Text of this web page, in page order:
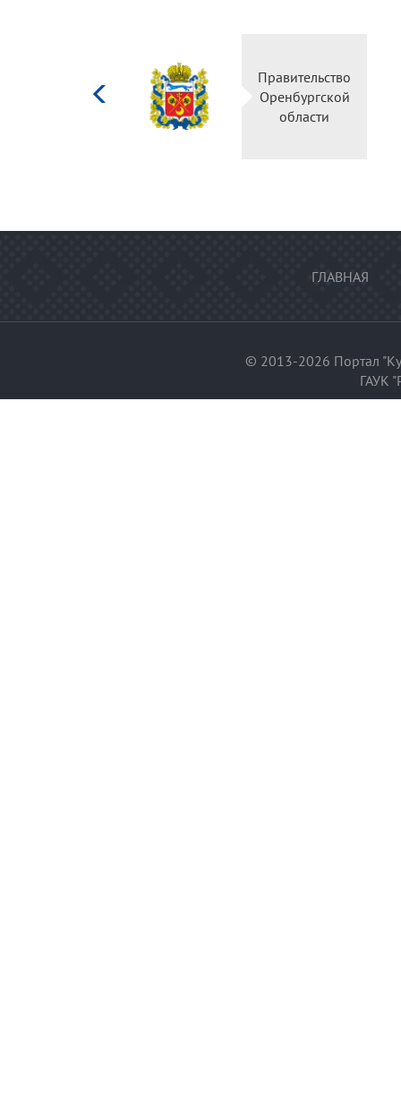
Правительство
Оренбургской
области
ГЛАВНАЯ
© 2013-2026 Портал
ГАУК